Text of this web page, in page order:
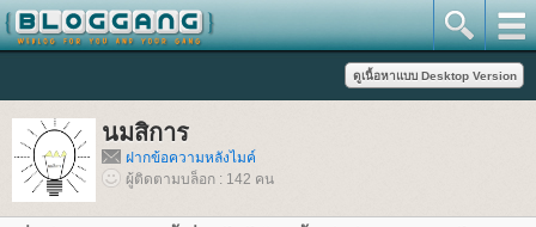
นมสิการ
ฝากข้อความหลังไมค์
ผู้ติดตามบล็อก : 142 คน